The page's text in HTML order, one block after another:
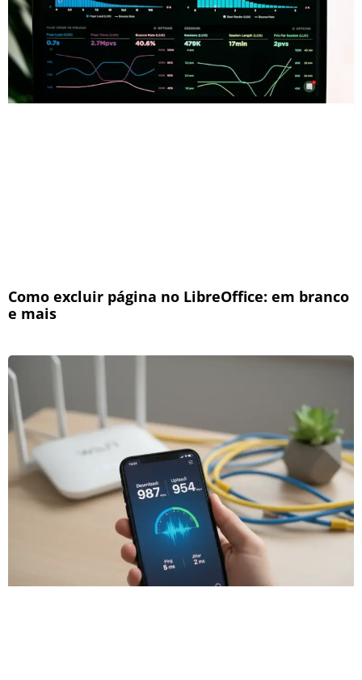
Como excluir página no LibreOffice: em branco
e mais